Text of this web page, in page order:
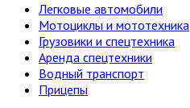
Легковые автомобили
Мотоциклы и мототехника
Грузовики и спецтехника
Аренда спецтехники
Водный транспорт
Прицепы